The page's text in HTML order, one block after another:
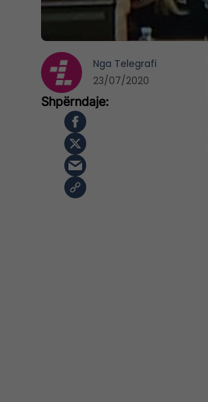
Nga Telegrafi
23/07/2020